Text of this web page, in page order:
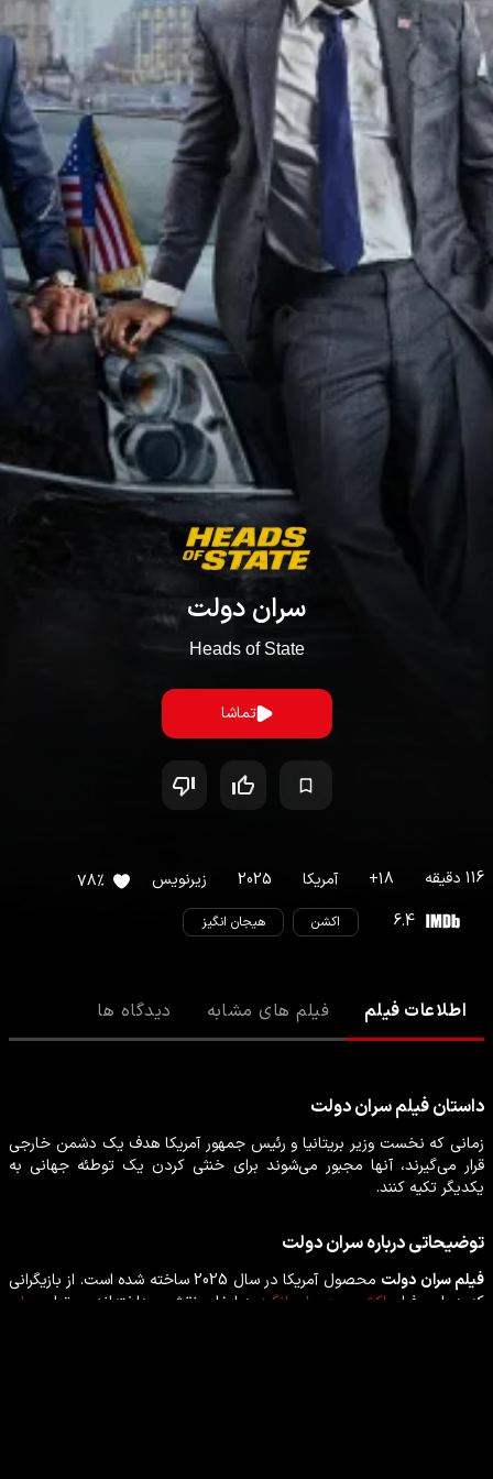
سران دولت
Heads of State
تماشا
116 دقیقه 18
+ آمریکا 2025 زیرنویس 78%
6.4
اکشن هیجان انگیز
اطلاعات فیلم فیلم های مشابه دیدگاه ها
داستانفیلمسران دولت
زمانی که نخست وزیر بریتانیا و رئیس جمهور آمریکا هدف یک دشمن خارجی
قرار می‌گیرند، آنها مجبور می‌شوند برای خنثی کردن یک توطئه جهانی به
یکدیگر تکیه کنند.
توضیحاتی دربارهسران دولت
فیلمسران دولت محصول آمریکا در سال
ساخته شده است. از بازیگرانی
که در این فیلم اکشن هیجان انگیز به ایفای نقش پرداخته‌اند می‌توان
جان